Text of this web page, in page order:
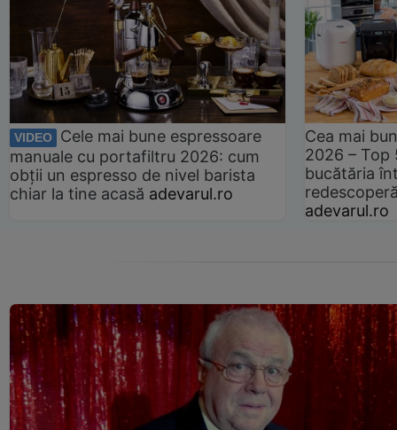
VIDEO
Cele mai bune espressoare
manuale cu portafiltru 2026: cum
obții un espresso de nivel barista
chiar la tine acasă adevarul.ro
Cea mai
2026 –
bucătăria
adevarul.ro